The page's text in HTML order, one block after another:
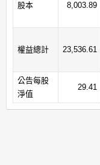
股本 8,003.89
權益總計 23,536.61
公告每股
淨值
29.41